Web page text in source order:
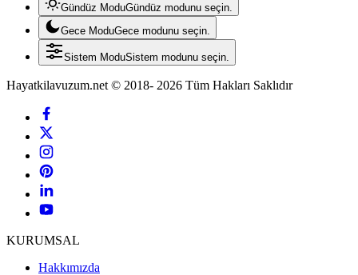
Gündüz ModuGündüz modunu seçin.
Gece ModuGece modunu seçin.
Sistem ModuSistem modunu seçin.
Hayatkilavuzum.net © 2018- 2026 Tüm Hakları Saklıdır
KURUMSAL
Hakkımızda